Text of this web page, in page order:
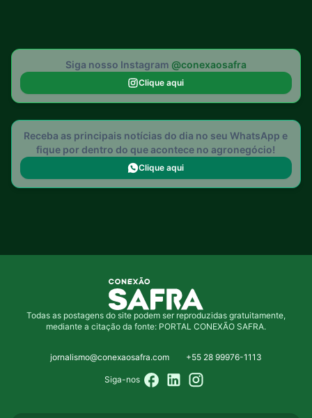
Siga nosso Instagram @conexaosafra
Clique aqui
Receba as principais notícias do dia no seu WhatsApp e
fique por dentro do que acontece no agronegócio!
Clique aqui
Todas as postagens do site podem ser reproduzidas gratuitamente,
mediante a citação da fonte: PORTAL CONEXÃO SAFRA.
jornalismo@conexaosafra.com +55 28 99976-1113
Siga-nos